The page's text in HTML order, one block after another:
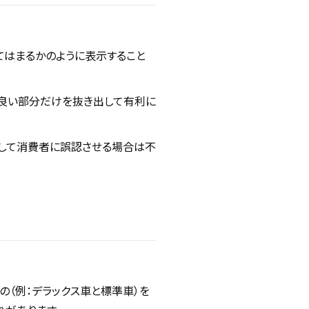
まるかのように表示すること
い部分だけを抜き出して有利に
て消費者に誤認させる場合は不
：デラックス車と標準車）を